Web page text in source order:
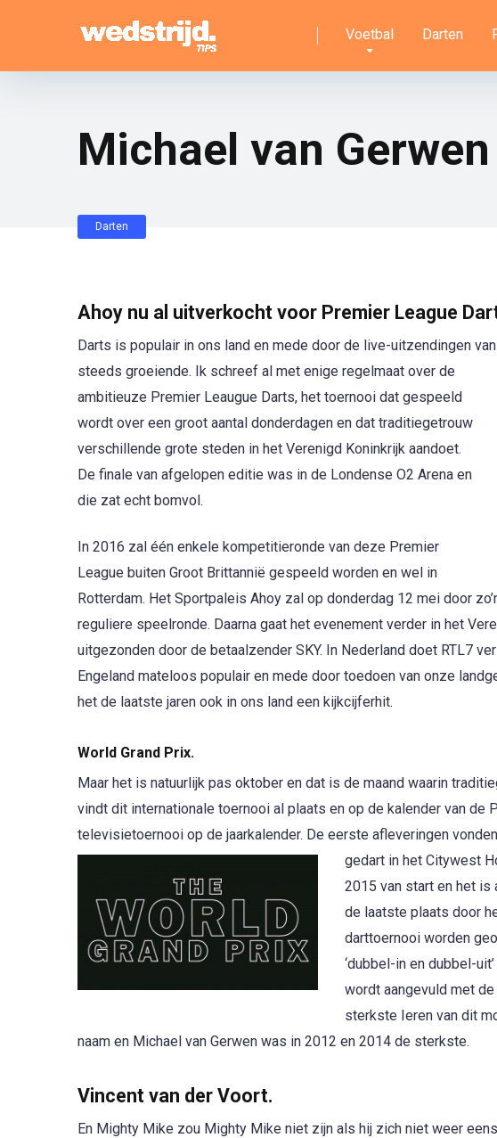
Voetbal Darten
Michael van
Darten
Ahoy nu al uitverkocht voor Premier League
Darts is populair in ons land en mede door de live-uitzendingen
steeds groeiende. Ik schreef al met enige regelmaat over de
ambitieuze Premier Leaugue Darts, het toernooi dat gespeeld
wordt over een groot aantal donderdagen en dat traditiegetrouw
verschillende grote steden in het Verenigd Koninkrijk aandoet.
De finale van afgelopen editie was in de Londense O2 Arena en
die zat echt bomvol.
In 2016 zal één enkele kompetitieronde van deze Premier
League buiten Groot Brittannië gespeeld worden en wel in
Rotterdam. Het Sportpaleis Ahoy zal op donderdag 12 mei door
reguliere speelronde. Daarna gaat het evenement verder in het
uitgezonden door de betaalzender SKY. In Nederland doet RTL7
Engeland mateloos populair en mede door toedoen van onze
het de laatste jaren ook in ons land een kijkcijferhit.
World Grand Prix.
Maar het is natuurlijk pas oktober en dat is de maand waarin
vindt dit internationale toernooi al plaats en op de kalender van
televisietoernooi op de jaarkalender. De eerste afleveringen
gedart in het Citywest
2015 van start en het is
de laatste plaats door
darttoernooi worden
‘dubbel-in en dubbel-
wordt aangevuld met
sterkste Ieren van dit
naam en Michael van Gerwen was in 2012 en 2014 de sterkste.
Vincent van der Voort.
En Mighty Mike zou Mighty Mike niet zijn als hij zich niet weer